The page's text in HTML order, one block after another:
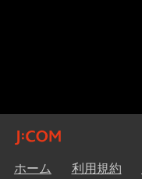
ホーム 利用規約